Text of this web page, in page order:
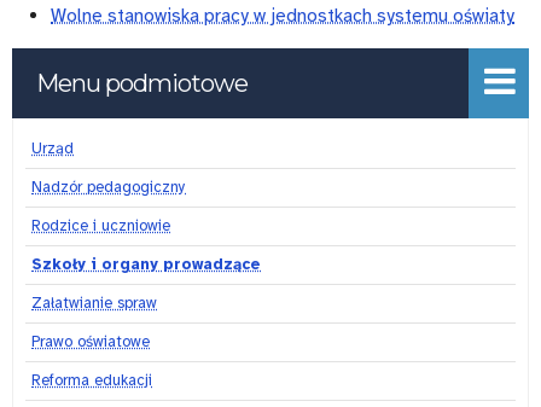
Wolne stanowiska pracy w jednostkach systemu oświaty
Menu podmiotowe
Urząd
Nadzór pedagogiczny
Rodzice i uczniowie
Szkoły i organy prowadzące
Załatwianie spraw
Prawo oświatowe
Reforma edukacji